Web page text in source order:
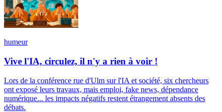
humeur
Vive l'IA, circulez, il n'y a rien à voir !
Lors de la conférence rue d'Ulm sur l'IA et société, six chercheurs
ont exposé leurs travaux, mais emploi, fake news, dépendance
numérique... les impacts négatifs restent étrangement absents des
débats.